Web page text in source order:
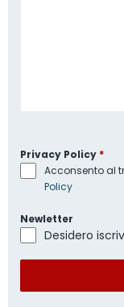
Privacy Policy *
Acconsento al
Policy
Newletter
Desidero